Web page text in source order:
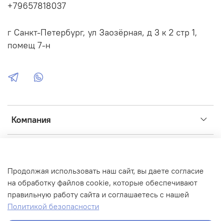
Компания
+79657818037
г Санкт-Петербург, ул Заозёрная, д 3 к 2 стр 1,
помещ 7-н
Интернет-магазин создан на inSales
Фото, иконки, графика:Flaticon,ICONS8, Unsplash,Fusion
Brain,FREEP!K,Adobe,Flickr
Продолжая использовать наш сайт, вы даете согласие
на обработку файлов cookie, которые обеспечивают
правильную работу сайта и соглашаетесь с нашей
Политикой безопасности